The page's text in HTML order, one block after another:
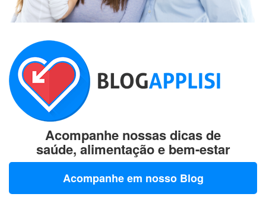
Acompanhe nossas dicas de
saúde, alimentação e bem-estar
Acompanhe em nosso Blog